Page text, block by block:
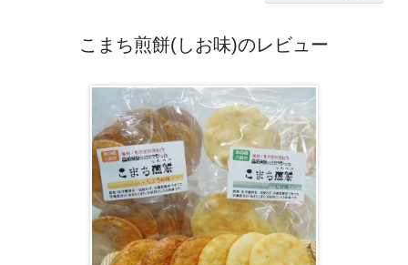
こまち煎餅(しお味)のレビュー